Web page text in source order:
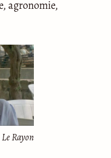
agronomie,
Le Rayon